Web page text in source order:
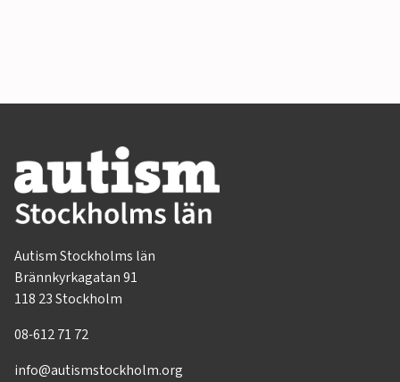
Autism Stockholms län
Brännkyrkagatan 91
118 23 Stockholm
08-612 71 72
info@autismstockholm.org